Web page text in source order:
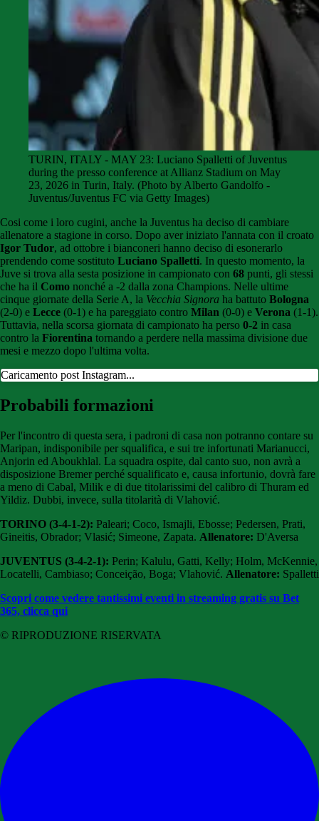
TURIN, ITALY - MAY 23: Luciano Spalletti of Juventus
during the presso conference at Allianz Stadium on May
23, 2026 in Turin, Italy. (Photo by Alberto Gandolfo -
Juventus/Juventus FC via Getty Images)
Cosi come i loro cugini, anche la Juventus ha deciso di cambiare
allenatore a stagione in corso. Dopo aver iniziato l'annata con il croato
Igor Tudor, ad ottobre i bianconeri hanno deciso di esonerarlo
prendendo come sostituto Luciano Spalletti. In questo momento, la
Juve si trova alla sesta posizione in campionato con 68 punti, gli stessi
che ha il Como nonché a -2 dalla zona Champions. Nelle ultime
cinque giornate della Serie A, la Vecchia Signora ha battuto Bologna
(2-0) e Lecce (0-1) e ha pareggiato contro Milan (0-0) e Verona (1-1).
Tuttavia, nella scorsa giornata di campionato ha perso 0-2 in casa
contro la Fiorentina tornando a perdere nella massima divisione due
mesi e mezzo dopo l'ultima volta.
Caricamento post Instagram...
Probabili formazioni
Per l'incontro di questa sera, i padroni di casa non potranno contare su
Maripan, indisponibile per squalifica, e sui tre infortunati Marianucci,
Anjorin ed Aboukhlal. La squadra ospite, dal canto suo, non avrà a
disposizione Bremer perché squalificato e, causa infortunio, dovrà fare
a meno di Cabal, Milik e di due titolarissimi del calibro di Thuram ed
Yildiz. Dubbi, invece, sulla titolarità di Vlahović.
TORINO (3-4-1-2): Paleari; Coco, Ismajli, Ebosse; Pedersen, Prati,
Gineitis, Obrador; Vlasić; Simeone, Zapata. Allenatore: D'Aversa
JUVENTUS (3-4-2-1): Perin; Kalulu, Gatti, Kelly; Holm, McKennie,
Locatelli, Cambiaso; Conceição, Boga; Vlahović. Allenatore: Spalletti
Scopri come vedere tantissimi eventi in streaming gratis su Bet
365, clicca qui
© RIPRODUZIONE RISERVATA